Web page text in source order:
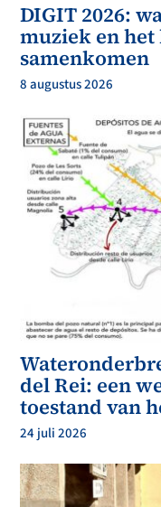
DIGIT 2026:
muziek en
samenkomen
8 augustus 2026
del Rei: een
toestand van
24 juli 2026